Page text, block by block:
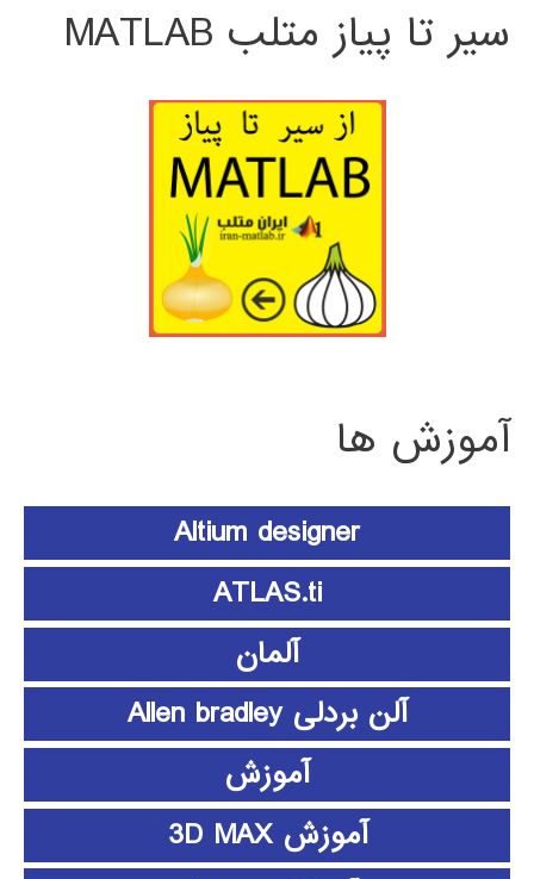
سیر تا پیاز متلب MATLAB
آموزش ها
Altium designer
ATLAS.ti
آلمان
آلن بردلی Allen bradley
آموزش
آموزش 3D MAX